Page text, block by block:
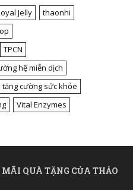
Jelly
thaonhi
TPCN
hệ miễn dịch
tăng cường sức khỏe
Vital Enzymes
QUÀ TẶNG CỦA THẢO